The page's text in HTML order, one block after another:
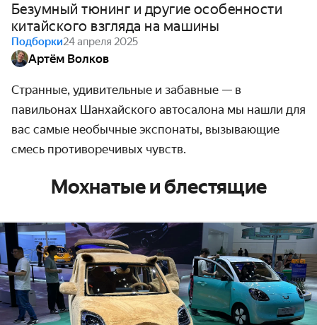
Безумный тюнинг и другие особенности
китайского взгляда на машины
Подборки24 апреля 2025
Артём Волков
Странные, удивительные и забавные — в
павильонах Шанхайского автосалона мы нашли для
вас самые необычные экспонаты, вызывающие
смесь противоречивых чувств.
Мохнатые и блестящие